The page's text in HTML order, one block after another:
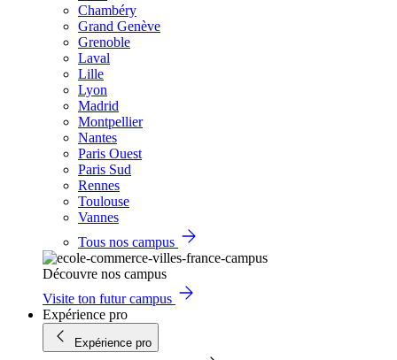
Chambéry
Grand Genève
Grenoble
Laval
Lille
Lyon
Madrid
Montpellier
Nantes
Paris Ouest
Paris Sud
Rennes
Toulouse
Vannes
Tous nos campus
Découvre nos campus
Visite ton futur campus
Expérience pro
Expérience pro